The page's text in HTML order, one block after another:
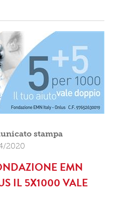
stampa
2020
EMN
IL 5X1000 VALE